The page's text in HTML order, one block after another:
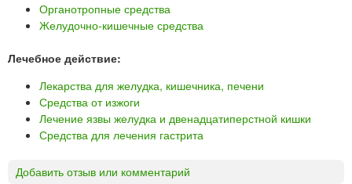
Органотропные средства
Желудочно-кишечные средства
Лечебное действие:
Лекарства для желудка, кишечника, печени
Средства от изжоги
Лечение язвы желудка и двенадцатиперстной кишки
Средства для лечения гастрита
Добавить отзыв или комментарий